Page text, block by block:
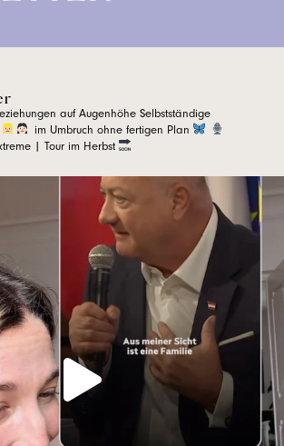
auf Augenhöhe Selbstständige
im Umbruch ohne fertigen Plan
| Tour im Herbst